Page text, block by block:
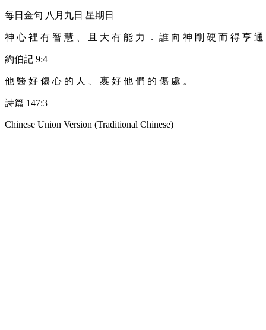
每日金句 八月九日 星期日
神 心 裡 有 智 慧 、 且 大 有 能 力 ． 誰 向 神 剛 硬 而 得 亨 通
約伯記 9:4
他 醫 好 傷 心 的 人 、 裹 好 他 們 的 傷 處 。
詩篇 147:3
Chinese Union Version (Traditional Chinese)